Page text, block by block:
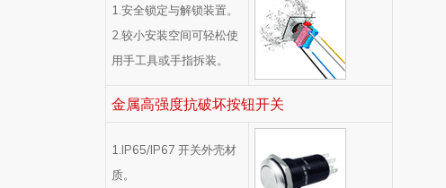
1.安全锁定与解锁装置。
2.较小安装空间可轻松使
用手工具或手指拆装。
金属高强度抗破坏按钮开关
1.IP65/IP67 开关外壳材
质。